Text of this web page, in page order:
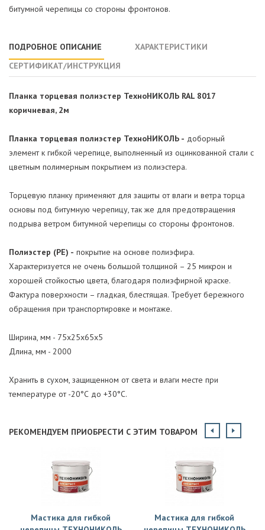
битумной черепицы со стороны фронтонов.
ПОДРОБНОЕ ОПИСАНИЕ
ХАРАКТЕРИСТИКИ
СЕРТИФИКАТ/ИНСТРУКЦИЯ
Планка торцевая полиэстер ТехноНИКОЛЬ RAL 8017
коричневая, 2м
Планка торцевая полиэстер ТехноНИКОЛЬ - доборный
элемент к гибкой черепице, выполненный из оцинкованной стали с
цветным полимерным покрытием из полиэстера.
Торцевую планку применяют для защиты от влаги и ветра торца
основы под битумную черепицу, так же для предотвращения
подрыва ветром битумной черепицы со стороны фронтонов.
Полиэстер (PE) - покрытие на основе полиэфира.
Характеризуется не очень большой толщиной – 25 микрон и
хорошей стойкостью цвета, благодаря полиэфирной краске.
Фактура поверхности – гладкая, блестящая. Требует бережного
обращения при транспортировке и монтаже.
Ширина, мм - 75х25х65х5
Длина, мм - 2000
Хранить в сухом, защищенном от света и влаги месте при
температуре от -20°С до +30°С.
РЕКОМЕНДУЕМ ПРИОБРЕСТИ С ЭТИМ ТОВАРОМ
Мастика для гибкой
Мастика для гибкой